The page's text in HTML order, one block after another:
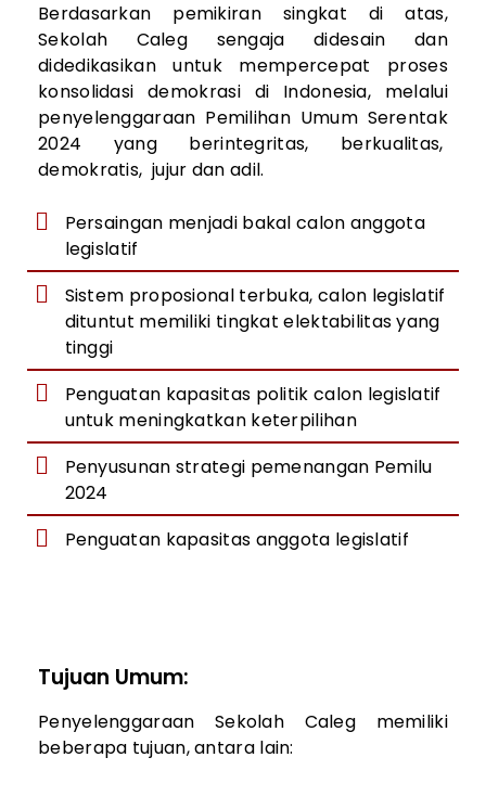
Berdasarkan pemikiran singkat di atas,
Sekolah Caleg sengaja didesain dan
didedikasikan untuk mempercepat proses
konsolidasi demokrasi di Indonesia, melalui
penyelenggaraan Pemilihan Umum Serentak
2024 yang berintegritas, berkualitas,
demokratis, jujur dan adil.
Persaingan menjadi bakal calon anggota
legislatif
Sistem proposional terbuka, calon legislatif
dituntut memiliki tingkat elektabilitas yang
tinggi
Penguatan kapasitas politik calon legislatif
untuk meningkatkan keterpilihan
Penyusunan strategi pemenangan Pemilu
2024
Penguatan kapasitas anggota legislatif
Tujuan Umum:
Penyelenggaraan Sekolah Caleg memiliki
beberapa tujuan, antara lain: